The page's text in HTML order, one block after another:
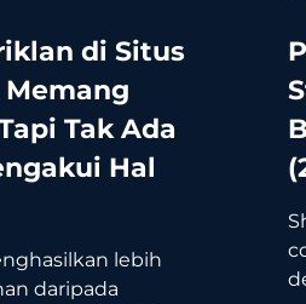
di Situs
Tak Ada
Hal
lebih
daripada